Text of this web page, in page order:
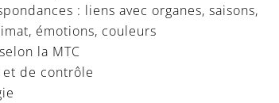
: liens avec organes, saisons,
émotions, couleurs
la MTC
et de contrôle